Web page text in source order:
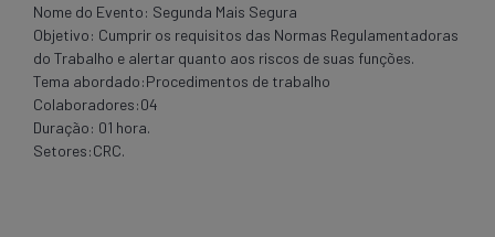
Nome do Evento: Segunda Mais Segura
Objetivo: Cumprir os requisitos das Normas Regulamentadoras
do Trabalho e alertar quanto aos riscos de suas funções.
Tema abordado:Procedimentos de trabalho
Colaboradores:04
Duração: 01 hora.
Setores:CRC.